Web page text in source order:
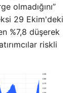
olmadığını”
29 Ekim'deki
%7,8 düşerek
riskli